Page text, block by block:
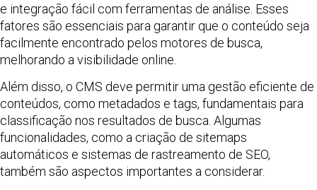
e integração fácil com ferramentas de análise. Esses
fatores são essenciais para garantir que o conteúdo seja
facilmente encontrado pelos motores de busca,
melhorando a visibilidade online.
Além disso, o CMS deve permitir uma gestão eficiente de
conteúdos, como metadados e tags, fundamentais para
classificação nos resultados de busca. Algumas
funcionalidades, como a criação de sitemaps
automáticos e sistemas de rastreamento de SEO,
também são aspectos importantes a considerar.